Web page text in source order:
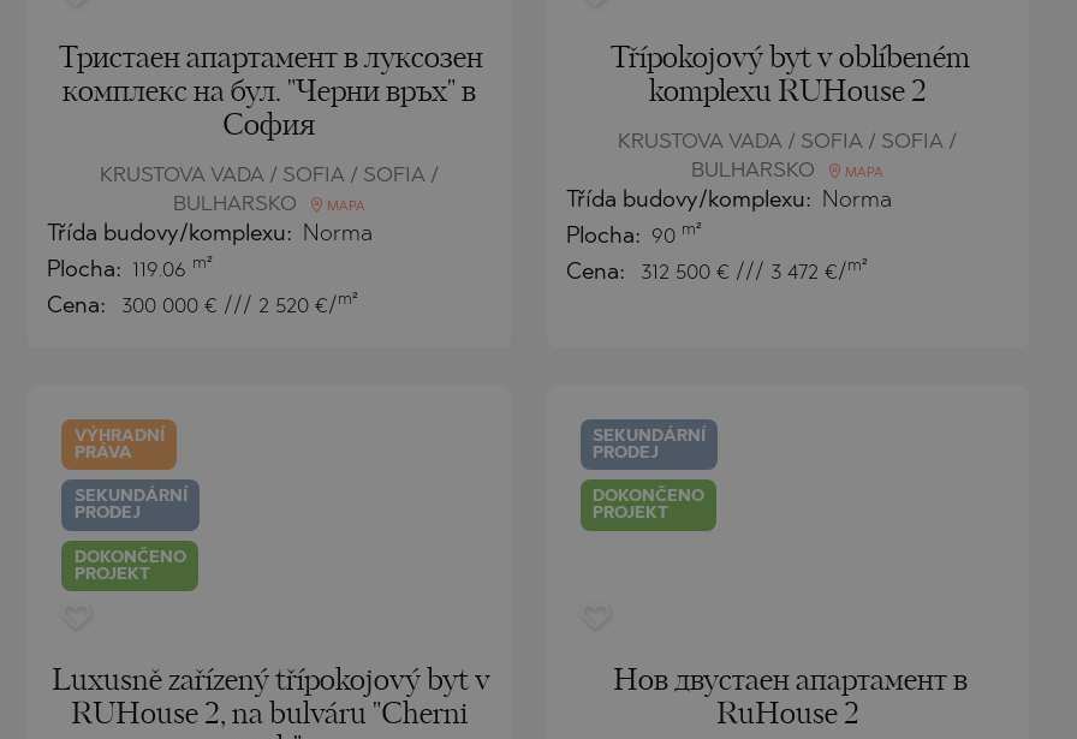
Тристаен апартамент в луксозен
комплекс на бул. "Черни връх" в
София
KRUSTOVA VADA / SOFIA / SOFIA /
BULHARSKO
MAPA
Třída budovy/komplexu: Norma
Plocha: 119.06 m²
Cena: 300 000 € /// 2 520 €/ m²
Třípokojový byt v oblíbeném
komplexu RUHouse 2
KRUSTOVA VADA / SOFIA / SOFIA /
BULHARSKO
MAPA
Třída budovy/komplexu: Norma
Plocha: 90 m²
Cena: 312 500€ /// 3 472 €/ m²
VÝHRADNÍ
PRÁVA
SEKUNDÁRNÍ
PRODEJ
DOKONČENO
PROJEKT
Luxusně zařízený třípokojový byt v
RUHouse 2, na bulváru "Cherni
SEKUNDÁRNÍ
PRODEJ
DOKONČENO
PROJEKT
Нов двустаен апартамент в
RuHouse 2